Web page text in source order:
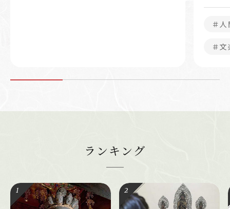
＃
＃文
ランキング